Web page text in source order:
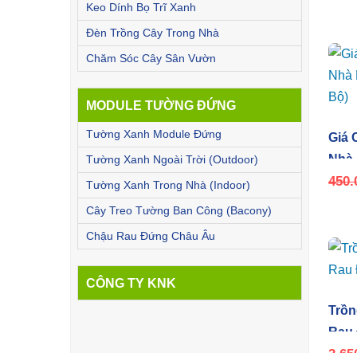
Keo Dính Bọ Trĩ Xanh
Đèn Trồng Cây Trong Nhà
Chăm Sóc Cây Sân Vườn
MODULE TƯỜNG ĐỨNG
Tường Xanh Module Đứng
Tường Xanh Ngoài Trời (Outdoor)
Tường Xanh Trong Nhà (Indoor)
Cây Treo Tường Ban Công (Bacony)
Chậu Rau Đứng Châu Âu
CÔNG TY KNK
Giá
Nhà
Bộ)
Rau